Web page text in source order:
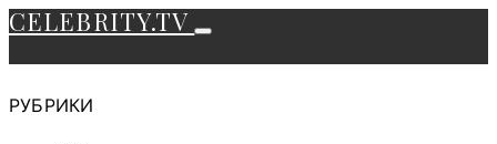
CELEBRITY.TV
РУБРИКИ